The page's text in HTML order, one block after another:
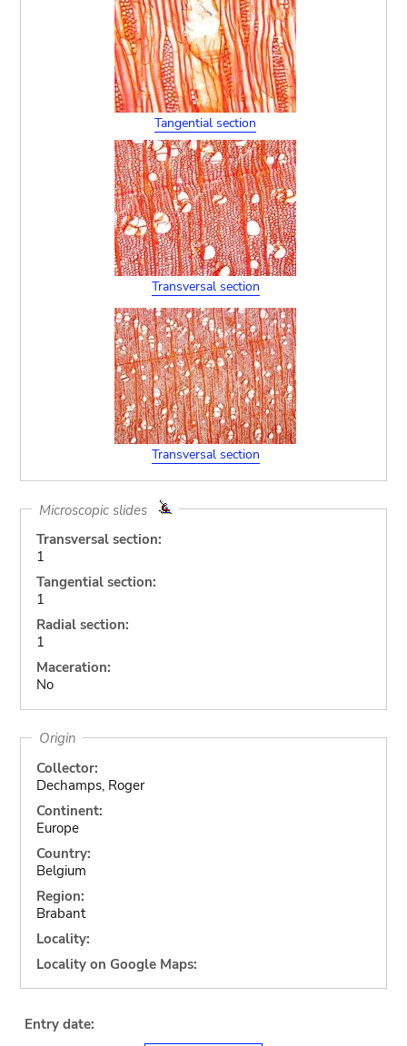
Tangential section
Transversal section
Transversal section
Microscopic slides
Transversal section:
1
Tangential section:
1
Radial section:
1
Maceration:
No
Origin
Collector:
Dechamps, Roger
Continent:
Europe
Country:
Belgium
Region:
Brabant
Locality:
Locality on Google Maps:
Entry date: